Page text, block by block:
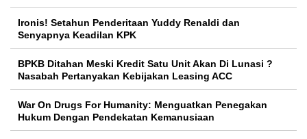
Ironis! Setahun Penderitaan Yuddy Renaldi dan
Senyapnya Keadilan KPK
BPKB Ditahan Meski Kredit Satu Unit Akan Di Lunasi ?
Nasabah Pertanyakan Kebijakan Leasing ACC
War On Drugs For Humanity: Menguatkan Penegakan
Hukum Dengan Pendekatan Kemanusiaan